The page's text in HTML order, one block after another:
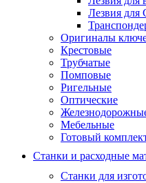
Лезвия для
Оригиналы
Крестовые
Трубчатые
Помповые
Ригельные
Оптические
Мебельные
Готовый
Станки и расходные
Станки для